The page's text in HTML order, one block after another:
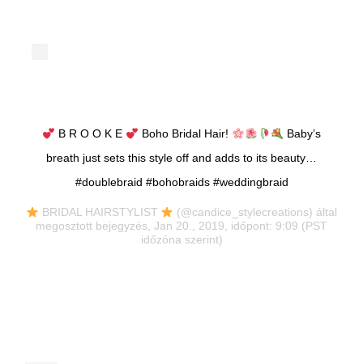
B R O O K E Boho Bridal Hair!
Baby’s
breath just sets this style off and adds to its beauty…
#doublebraid #bohobraids #weddingbraid
BRIDAL HAIRSTYLIST
(@candice_stylecreations) által
megosztott bejegyzés, Jan 20., 2019, időpont: 9:09 (PST
időzóna szerint)